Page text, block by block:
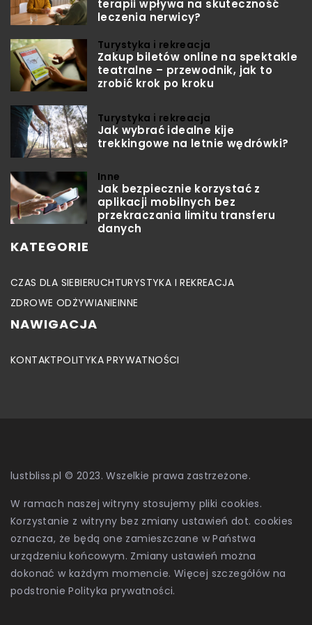
terapii wpływa na skuteczność
leczenia nerwicy?
Turystyka i rekreacja
Zakup biletów online na spektakle
teatralne – przewodnik, jak to
zrobić krok po kroku
Turystyka i rekreacja
Jak wybrać idealne kije
trekkingowe na letnie wędrówki?
Inne
Jak bezpiecznie korzystać z
aplikacji mobilnych bez
przekraczania limitu transferu
danych
KATEGORIE
CZAS DLA SIEBIERUCHTURYSTYKA I REKREACJA
ZDROWE ODŻYWIANIEINNE
NAWIGACJA
KONTAKTPOLITYKA PRYWATNOŚCI
lustbliss.pl © 2023. Wszelkie prawa zastrzeżone.
W ramach naszej witryny stosujemy pliki cookies.
Korzystanie z witryny bez zmiany ustawień dot. cookies
oznacza, że będą one zamieszczane w Państwa
urządzeniu końcowym. Zmiany ustawień można
dokonać w każdym momencie. Więcej szczegółów na
podstroniePolityka prywatności.